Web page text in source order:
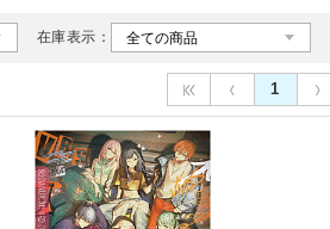
在庫表示：
1